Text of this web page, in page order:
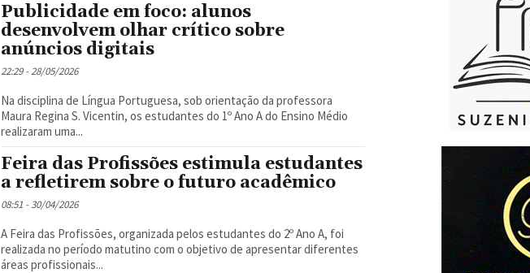
Publicidade em foco: alunos
desenvolvem olhar crítico sobre
anúncios digitais
22:29 - 28/05/2026
Na disciplina de Língua Portuguesa, sob orientação da professora
Maura Regina S. Vicentin, os estudantes do 1º Ano A do Ensino Médio
realizaram uma...
Feira das Profissões estimula estudantes
a refletirem sobre o futuro acadêmico
08:51 - 30/04/2026
A Feira das Profissões, organizada pelos estudantes do 2º Ano A, foi
realizada no período matutino com o objetivo de apresentar diferentes
áreas profissionais...